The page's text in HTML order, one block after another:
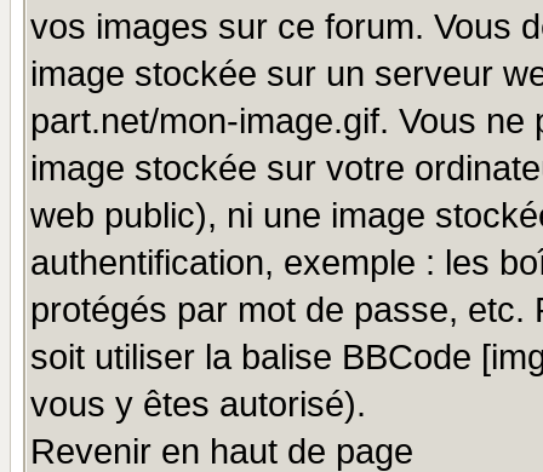
vos images sur ce forum. Vous
image stockée sur un serveur
part.net/mon-image.gif. Vous
image stockée sur votre
web public), ni une image
authentification, exemple : les
protégés par mot de passe,
soit utiliser la balise BBCode
vous y êtes autorisé).
Revenir en haut de page